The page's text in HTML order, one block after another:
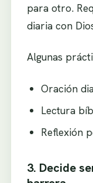
para otro.
diaria con
Algunas
Oración
Lectura
Reflexión
3. Decide